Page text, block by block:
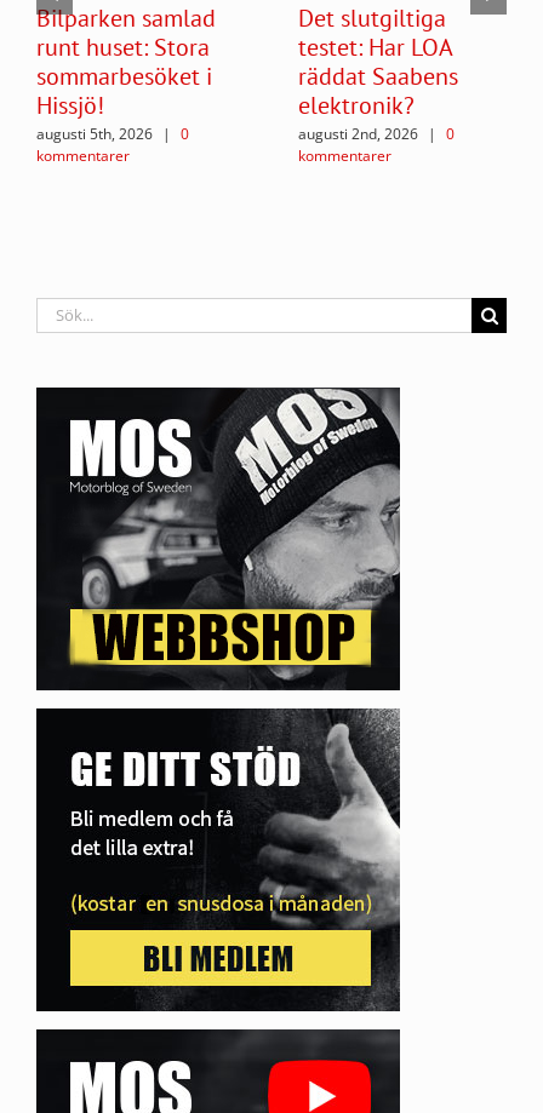
Bilparken samlad
runt huset: Stora
sommarbesöket i
Hissjö!
augusti 5th, 2026 |
0
kommentarer
Det slutgiltiga
testet: Har LOA
räddat Saabens
elektronik?
augusti 2nd, 2026 |
0
kommentarer
Sök
efter: